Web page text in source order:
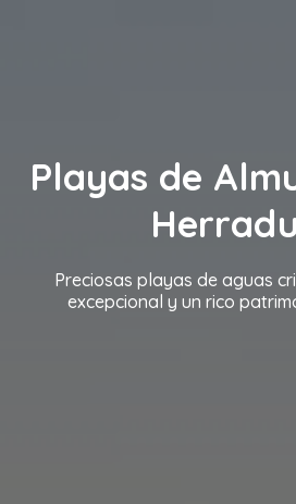
Playas de
Preciosas playas de aguas
excepcional y un rico